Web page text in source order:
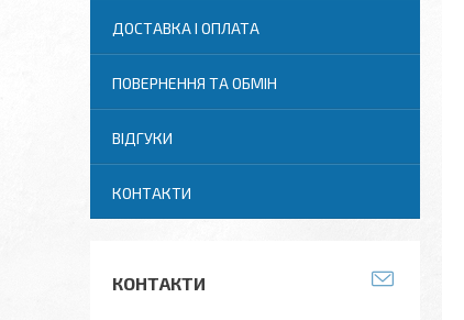
ДОСТАВКА І ОПЛАТА
ПОВЕРНЕННЯ ТА ОБМІН
ВІДГУКИ
КОНТАКТИ
КОНТАКТИ